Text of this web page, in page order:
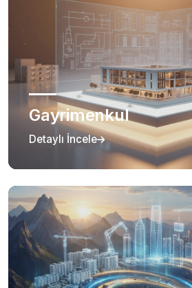
Gayrimenkul
Detaylı İncele